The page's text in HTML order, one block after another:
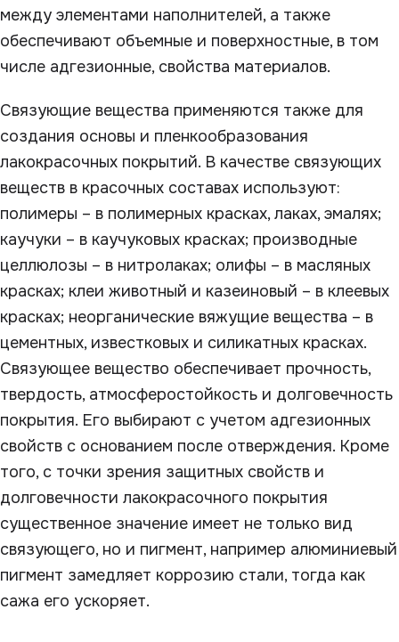
между элементами наполнителей, а также
обеспечивают объемные и поверхностные, в том
числе адгезионные, свойства материалов.
Связующие вещества применяются также для
создания основы и пленкообразования
лакокрасочных покрытий. В качестве связующих
веществ в красочных составах используют:
полимеры – в полимерных красках, лаках, эмалях;
каучуки – в каучуковых красках; производные
целлюлозы – в нитролаках; олифы – в масляных
красках; клеи животный и казеиновый – в клеевых
красках; неорганические вяжущие вещества – в
цементных, известковых и силикатных красках.
Связующее вещество обеспечивает прочность,
твердость, атмосферостойкость и долговечность
покрытия. Его выбирают с учетом адгезионных
свойств с основанием после отверждения. Кроме
того, с точки зрения защитных свойств и
долговечности лакокрасочного покрытия
существенное значение имеет не только вид
связующего, но и пигмент, например алюминиевый
пигмент замедляет коррозию стали, тогда как
сажа его ускоряет.